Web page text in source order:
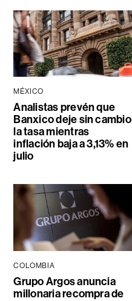
MÉXICO
Analistas prevén que
Banxico deje sin cambio
la tasa mientras
inflación baja a 3,13% en
julio
COLOMBIA
Grupo Argos anuncia
millonaria recompra de